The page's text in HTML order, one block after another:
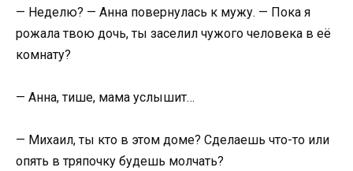
— Неделю? — Анна повернулась к мужу. — Пока я
рожала твою дочь, ты заселил чужого человека в её
комнату?
— Анна, тише, мама услышит…
— Михаил, ты кто в этом доме? Сделаешь что-то или
опять в тряпочку будешь молчать?